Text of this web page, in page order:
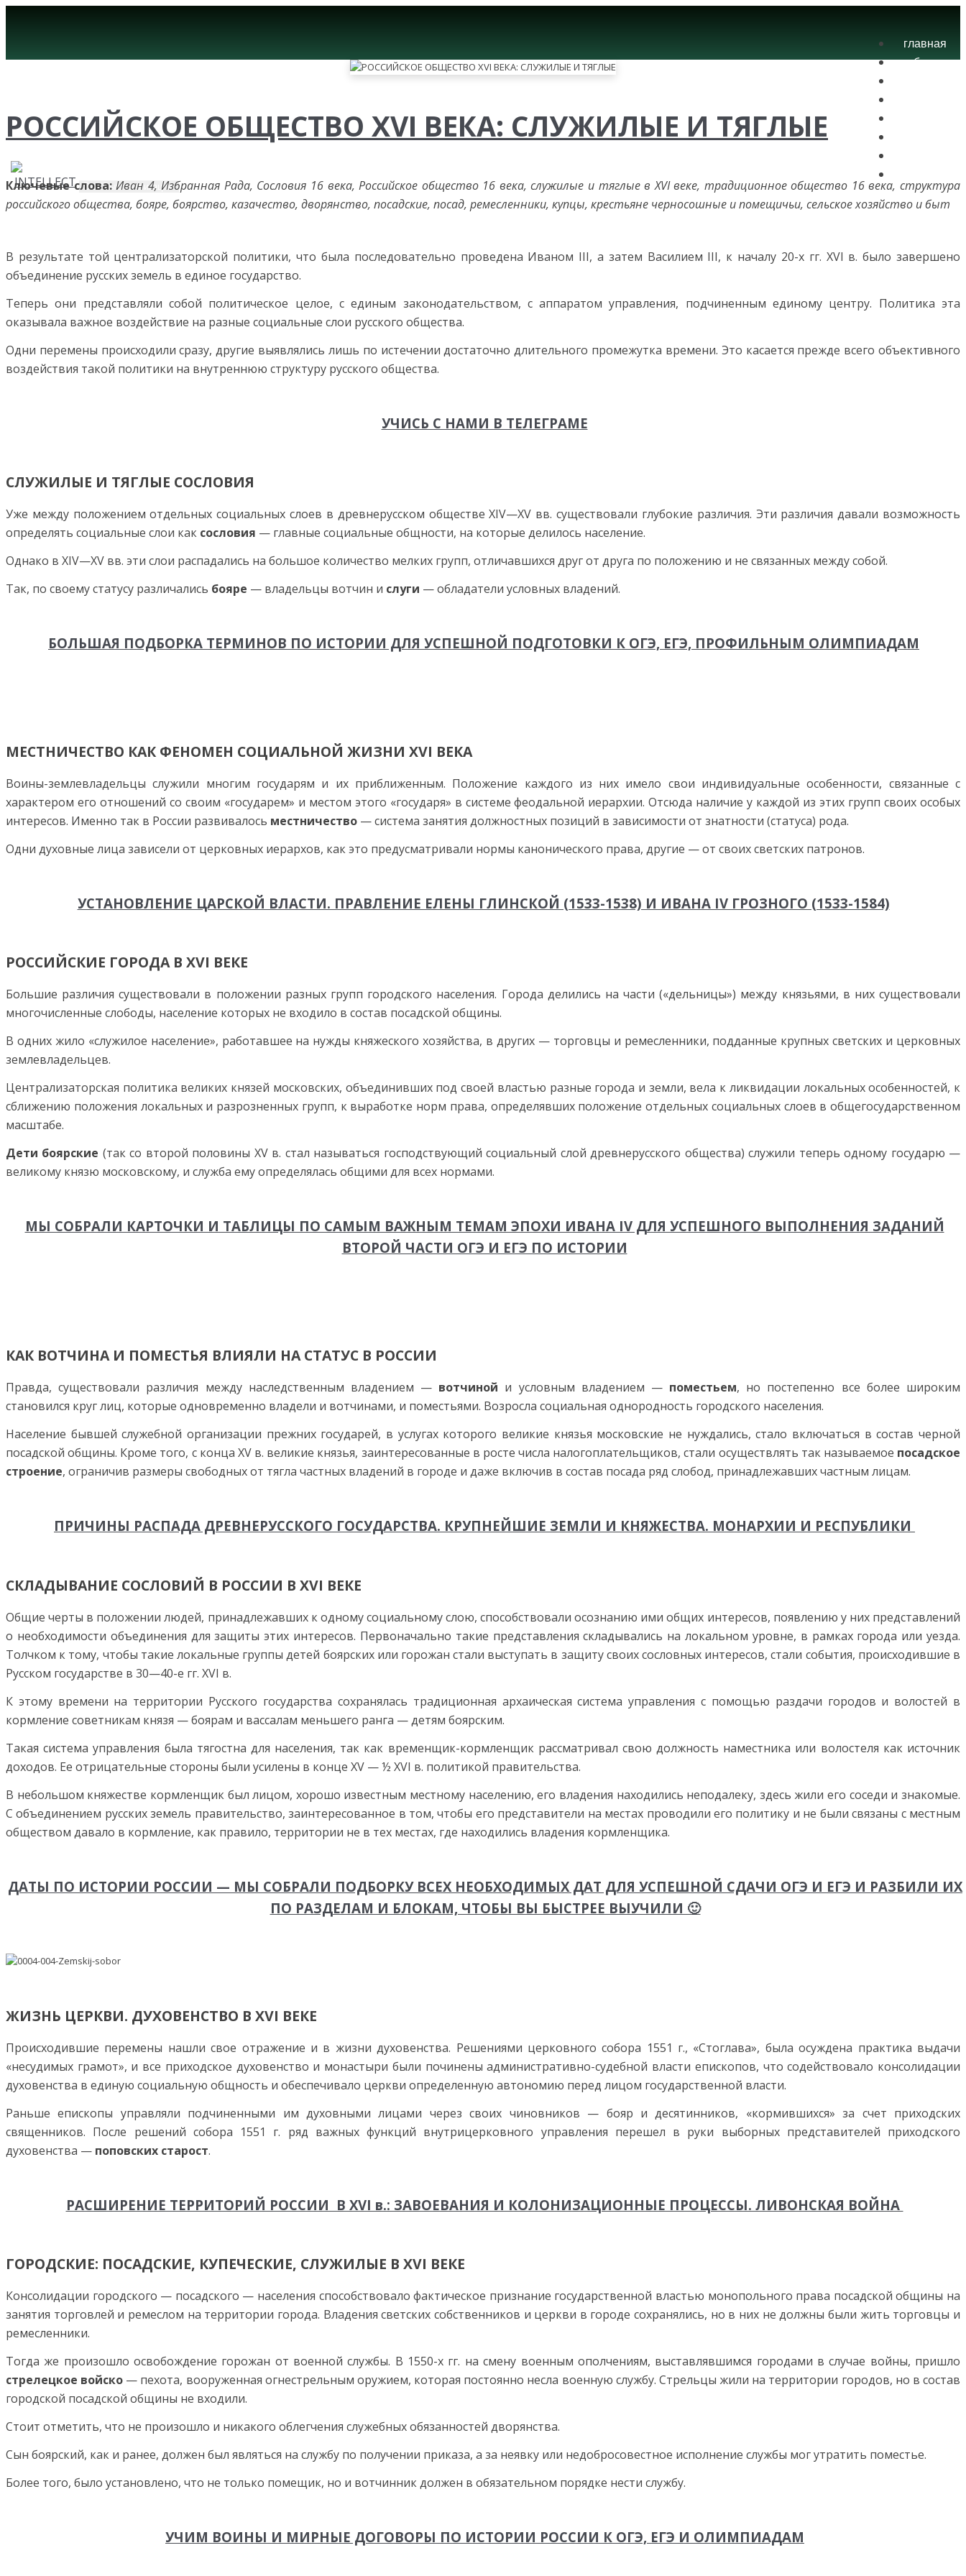
Вкл/Выкл навигацию
главная
блог
РОССИЙСКОЕ ОБЩЕСТВО XVI ВЕКА: СЛУЖИЛЫЕ И ТЯГЛЫЕ
Ключевые слова: Иван 4, Избранная Рада, Сословия 16 века, Российское общество 16 века, служилые и тяглые в XVI веке, традиционное общество 16 века, структура
российского общества, бояре, боярство, казачество, дворянство, посадские, посад, ремесленники, купцы, крестьяне черносошные и помещичьи, сельское хозяйство и быт
В результате той централизаторской политики, что была последователь­но проведена Иваном III, а затем Василием III, к началу 20-х гг. XVI в. было завершено
объединение русских земель в единое государство.
Теперь они представляли собой полити­ческое целое, с единым законодательством, с аппаратом управ­ления, подчиненным единому центру. Политика эта
оказывала важное воздействие на разные социальные слои русского об­щества.
Одни перемены происходили сразу, другие выявлялись лишь по истечении достаточно длительного промежутка време­ни. Это касается прежде всего объективного
воздействия такой политики на внутреннюю структуру русского общества.
УЧИСЬ С НАМИ В ТЕЛЕГРАМЕ
СЛУЖИЛЫЕ И ТЯГЛЫЕ СОСЛОВИЯ
Уже между положением отдельных социальных слоев в древнерусском обществе XIV—XV вв. существовали глубокие различия. Эти различия давали возможность
определять социальные слои как сословия — главные социальные общности, на которые делилось население.
Однако в XIV—XV вв. эти слои распадались на большое количество мелких групп, от­личавшихся друг от друга по положению и не связанных меж­ду собой.
Так, по своему статусу различались бояре — владель­цы вотчин и слуги — обладатели условных владений.
БОЛЬШАЯ ПОДБОРКА ТЕРМИНОВ ПО ИСТОРИИ ДЛЯ УСПЕШНОЙ ПОДГОТОВКИ К ОГЭ, ЕГЭ, ПРОФИЛЬНЫМ ОЛИМПИАДАМ
МЕСТНИЧЕСТВО КАК ФЕНОМЕН СОЦИАЛЬНОЙ ЖИЗНИ XVI ВЕКА
Воины-землевладельцы служили многим государям и их приближен­ным. Положение каждого из них имело свои индивидуальные особенности, связанные с
характером его отношений со своим «государем» и местом этого «государя» в системе феодальной иерархии. Отсюда наличие у каждой из этих групп своих осо­бых
интересов. Именно так в России развивалось местничество — система занятия должностных позиций в зависимости от знатности (статуса) рода.
Одни духовные лица зависели от церковных иерархов, как это предусматривали нормы канонического пра­ва, другие — от своих светских патронов.
УСТАНОВЛЕНИЕ ЦАРСКОЙ ВЛАСТИ. ПРАВЛЕНИЕ ЕЛЕНЫ ГЛИНСКОЙ (1533-1538) И ИВАНА IV ГРОЗНОГО (1533-1584)
РОССИЙСКИЕ ГОРОДА В XVI ВЕКЕ
Большие различия существовали в положении разных групп городского населения. Города делились на части («дельницы») между князьями, в них существовали
многочисленные слободы, население которых не входило в состав посадской общины.
В одних жило «служилое население», работавшее на нужды княжеского хозяйства, в других — торговцы и ремесленники, подданные крупных свет­ских и церковных
землевладельцев.
Централизаторская политика великих князей московских, объеди­нивших под своей властью разные города и земли, вела к лик­видации локальных особенностей, к
сближению положения ло­кальных и разрозненных групп, к выработке норм права, определявших положение отдельных социальных слоев в обще­государственном
масштабе.
Дети боярские (так со второй половины XV в. стал называться господствующий социальный слой древнерусского общества) служили теперь одному госу­дарю —
великому князю московскому, и служба ему опреде­лялась общими для всех нормами.
МЫ СОБРАЛИ КАРТОЧКИ И ТАБЛИЦЫ ПО САМЫМ ВАЖНЫМ ТЕМАМ ЭПОХИ ИВАНА IV ДЛЯ УСПЕШНОГО ВЫПОЛНЕНИЯ ЗАДАНИЙ
ВТОРОЙ ЧАСТИ ОГЭ И ЕГЭ ПО ИСТОРИИ
КАК ВОТЧИНА И ПОМЕСТЬЯ ВЛИЯЛИ НА СТАТУС В РОССИИ
Правда, существовали различия между наследственным владением — вотчиной и услов­ным владением — поместьем, но постепенно все более широким
становился круг лиц, которые одновременно владели и вотчи­нами, и поместьями. Возросла социальная однородность город­ского населения.
Население бывшей служебной организации прежних государей, в услугах которого великие князья москов­ские не нуждались, стало включаться в состав черной
посад­ской общины. Кроме того, с конца XV в. великие князья, заин­тересованные в росте числа налогоплательщиков, стали осуществлять так называемое посадское
строение, ограничив размеры свободных от тягла частных владений в городе и даже включив в состав посада ряд слобод, принадлежавших частным лицам.
ПРИЧИНЫ РАСПАДА ДРЕВНЕРУССКОГО ГОСУДАРСТВА. КРУПНЕЙШИЕ ЗЕМЛИ И КНЯЖЕСТВА. МОНАРХИИ И РЕСПУБЛИКИ
СКЛАДЫВАНИЕ СОСЛОВИЙ В РОССИИ В XVI ВЕКЕ
Общие черты в положении людей, принадлежавших к одному соци­альному слою, способствовали осознанию ими общих интере­сов, появлению у них представлений
о необходимости объеди­нения для защиты этих интересов. Первоначально такие представления складывались на локальном уровне, в рамках города или уезда.
Толчком к тому, чтобы такие локальные группы де­тей боярских или горожан стали выступать в защиту своих со­словных интересов, стали события, происходившие в
Русском государстве в 30—40-е гг. XVI в.
К этому времени на территории Русского государства сохранялась традиционная архаическая система управления с помощью раздачи городов и волостей в
кормление советникам князя — боярам и вассалам меньшего ранга — детям боярским.
Такая система управления была тягостна для населения, так как вре­менщик-кормленщик рассматривал свою должность наместни­ка или волостеля как источник
доходов. Ее отрицательные сто­роны были усилены в конце XV — ½ XVI в. политикой правительства.
В небольшом княжестве кормлен­щик был лицом, хорошо известным местному населению, его владения находились неподалеку, здесь жили его соседи и знакомые.
С объединением русских земель правительство, заинте­ресованное в том, чтобы его представители на местах проводи­ли его политику и не были связаны с местным
обществом давало в кормление, как правило, территории не в тех местах, где находились владения кормленщика.
ДАТЫ ПО ИСТОРИИ РОССИИ — МЫ СОБРАЛИ ПОДБОРКУ ВСЕХ НЕОБХОДИМЫХ ДАТ ДЛЯ УСПЕШНОЙ СДАЧИ ОГЭ И ЕГЭ И РАЗБИЛИ ИХ
ПО РАЗДЕЛАМ И БЛОКАМ, ЧТОБЫ ВЫ БЫСТРЕЕ ВЫУЧИЛИ 🙂
ЖИЗНЬ ЦЕРКВИ. ДУХОВЕНСТВО В XVI ВЕКЕ
Происходившие перемены нашли свое отражение и в жизни духовенства. Решениями церковного собора 1551 г., «Стоглава», была осуждена практика выдачи
«несудимых гра­мот», и все приходское духовенство и монастыри были почи­нены административно-судебной власти епископов, что содей­ствовало консолидации
духовенства в единую социальную общность и обеспечивало церкви определенную автономию пе­ред лицом государственной власти.
Раньше епископы управля­ли подчиненными им духовными лицами через своих чиновни­ков — бояр и десятинников, «кормившихся» за счет приходских
священников. После решений собора 1551 г. ряд важных функций внутрицерковного управления перешел в руки выбор­ных представителей приходского
духовенства — поповских старост.
РАСШИРЕНИЕ ТЕРРИТОРИЙ РОССИИ В XVI в.: ЗАВОЕВАНИЯ И КОЛОНИЗАЦИОННЫЕ ПРОЦЕССЫ. ЛИВОНСКАЯ ВОЙНА
ГОРОДСКИЕ: ПОСАДСКИЕ, КУПЕЧЕСКИЕ, СЛУЖИЛЫЕ В XVI ВЕКЕ
Консолидации городского — посадского — населения способствовало фактическое признание государственной вла­стью монопольного права посадской общины на
занятия тор­говлей и ремеслом на территории города. Владения светских собственников и церкви в городе сохранялись, но в них не должны были жить торговцы и
ремесленники.
Тогда же произошло освобождение горожан от военной служ­бы. В 1550-х гг. на смену военным ополчениям, выставляв­шимся городами в случае войны, пришло
стрелецкое войско — пехота, вооруженная огнестрельным оружием, которая посто­янно несла военную службу. Стрельцы жили на территории го­родов, но в состав
городской посадской общины не входили.
Стоит отметить, что не произошло и никакого облег­чения служебных обязанностей дворянства.
Сын боярский, как и ранее, должен был являться на службу по получении приказа, а за неявку или недобросовестное исполнение службы мог ут­ратить поместье.
Более того, было установлено, что не только помещик, но и вотчинник должен в обязательном порядке не­сти службу.
УЧИМ ВОИНЫ И МИРНЫЕ ДОГОВОРЫ ПО ИСТОРИИ РОССИИ К ОГЭ, ЕГЭ И ОЛИМПИАДАМ